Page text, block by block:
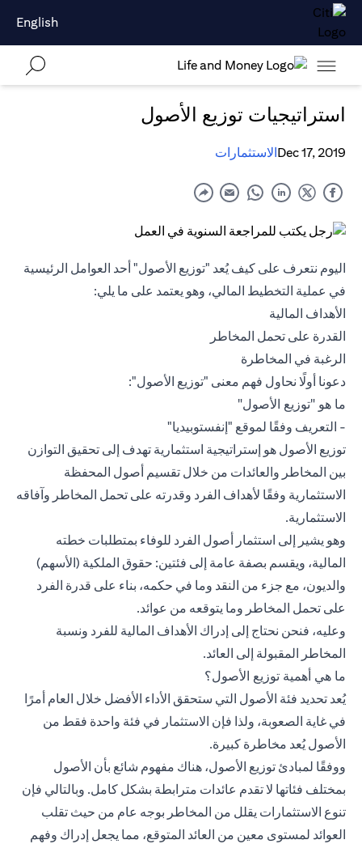
English
استراتيجيات توزيع الأصول
Dec 17, 2019الاستثمارات
اليوم نتعرف على كيف يُعد "توزيع الأصول" أحد العوامل الرئيسية
في عملية التخطيط المالي، وهو يعتمد على ما يلي:
الأهداف المالية
القدرة على تحمل المخاطر
الرغبة في المخاطرة
دعونا أولًا نحاول فهم معنى "توزيع الأصول":
ما هو "توزيع الأصول"
- التعريف وفقًا لموقع "إنفستوبيديا"
توزيع الأصول هو إستراتيجية استثمارية تهدف إلى تحقيق التوازن
بين المخاطر والعائدات من خلال تقسيم أصول المحفظة
الاستثمارية وفقًا لأهداف الفرد وقدرته على تحمل المخاطر وآفاقه
الاستثمارية.
وهو يشير إلى استثمار أصول الفرد للوفاء بمتطلبات خطته
المالية، ويقسم بصفة عامة إلى فئتين: حقوق الملكية (الأسهم)
والديون، مع جزء من النقد وما في حكمه، بناء على قدرة الفرد
على تحمل المخاطر وما يتوقعه من عوائد.
وعليه، فنحن نحتاج إلى إدراك الأهداف المالية للفرد ونسبة
المخاطر المقبولة إلى العائد.
ما هي أهمية توزيع الأصول؟
يُعد تحديد فئة الأصول التي ستحقق الأداء الأفضل خلال العام أمرًا
في غاية الصعوبة، ولذا فإن الاستثمار في فئة واحدة فقط من
الأصول يُعد مخاطرة كبيرة.
ووفقًا لمبادئ توزيع الأصول، هناك مفهوم شائع بأن الأصول
بمختلف فئاتها لا تقدم عائدات مترابطة بشكل كامل. وبالتالي فإن
تنوع الاستثمارات يقلل من المخاطر بوجه عام من حيث تقلب
العوائد لمستوى معين من العائد المتوقع، مما يجعل إدراك وفهم